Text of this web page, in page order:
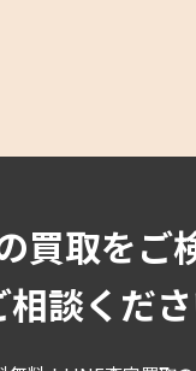
買取をご
談くださ